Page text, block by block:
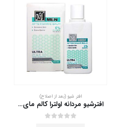
افتر شیو (بعد از اصلاح)
افترشیو مردانه اولترا کالم مای 100 میلی لیتر